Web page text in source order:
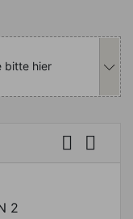
das
bitte hier
 
2